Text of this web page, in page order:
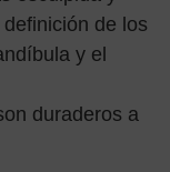
de los
y el
duraderos a